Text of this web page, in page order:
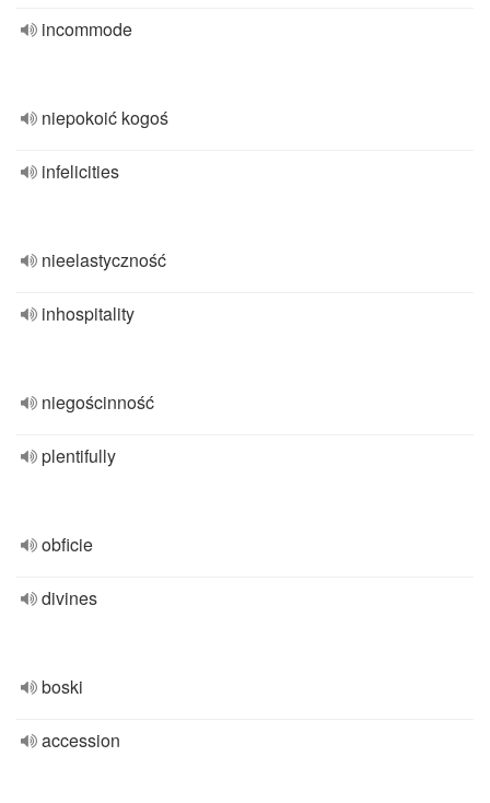
incommode
niepokoić kogoś
infelicities
nieelastyczność
inhospitality
niegościnność
plentifully
obficie
divines
boski
accession